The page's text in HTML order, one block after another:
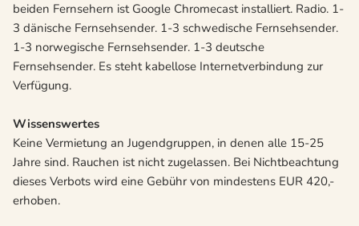
beiden Fernsehern ist Google Chromecast installiert. Radio. 1-
3 dänische Fernsehsender. 1-3 schwedische Fernsehsender.
1-3 norwegische Fernsehsender. 1-3 deutsche
Fernsehsender. Es steht kabellose Internetverbindung zur
Verfügung.
Wissenswertes
Keine Vermietung an Jugendgruppen, in denen alle 15-25
Jahre sind. Rauchen ist nicht zugelassen. Bei Nichtbeachtung
dieses Verbots wird eine Gebühr von mindestens EUR 420,-
erhoben.